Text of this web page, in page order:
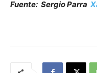
Fuente: Sergio Parra